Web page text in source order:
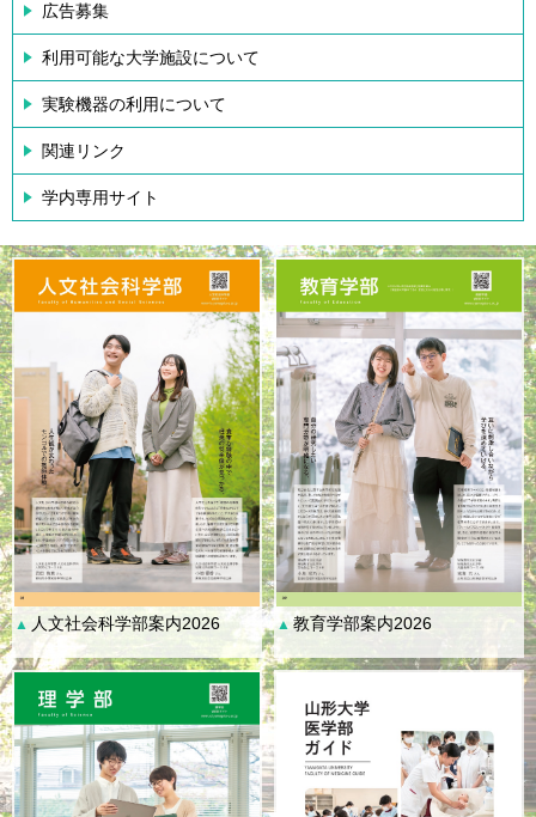
広告募集
利用可能な大学施設について
実験機器の利用について
関連リンク
学内専用サイト
▲ 人文社会科学部案内2026 ▲ 教育学部案内2026